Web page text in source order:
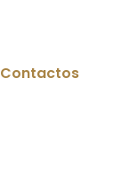
Contactos